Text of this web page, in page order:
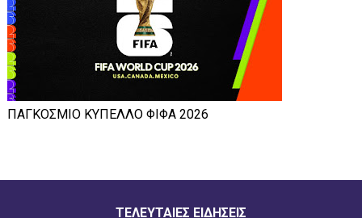
ΠΑΓΚΟΣΜΙΟ ΚΥΠΕΛΛΟ ΦΙΦΑ 2026
ΤΕΛΕΥΤΑΙΕΣ ΕΙΔΗΣΕΙΣ